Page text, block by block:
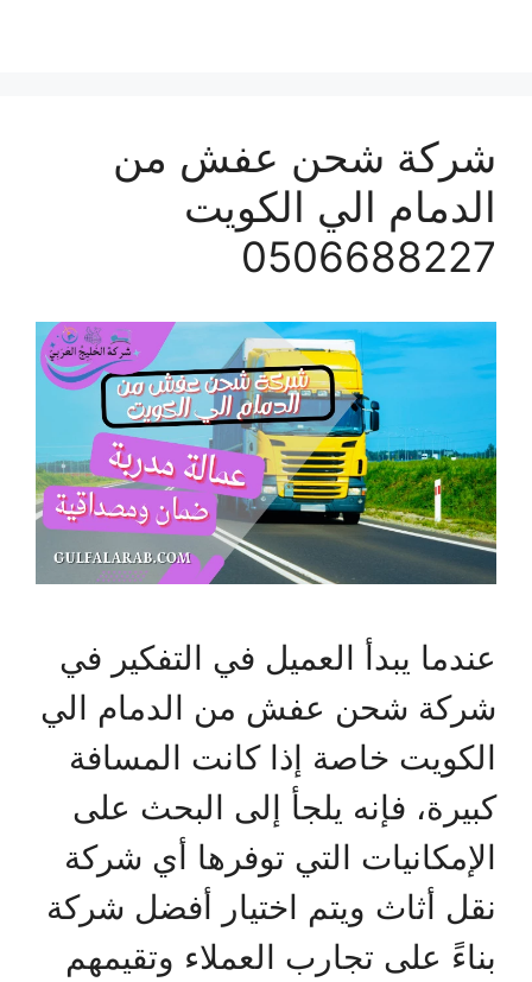
شركة شحن عفش من
الدمام الي الكويت
0506688227
عندما يبدأ العميل في التفكير في
شركة شحن عفش من الدمام الي
الكويت خاصة إذا كانت المسافة
كبيرة، فإنه يلجأ إلى البحث على
الإمكانيات التي توفرها أي شركة
نقل أثاث ويتم اختيار أفضل شركة
بناءً على تجارب العملاء وتقيمهم